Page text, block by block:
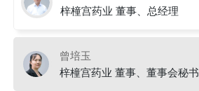
梓橦宫药业 董事、总经理
曾培玉
梓橦宫药业 董事、董事会秘书